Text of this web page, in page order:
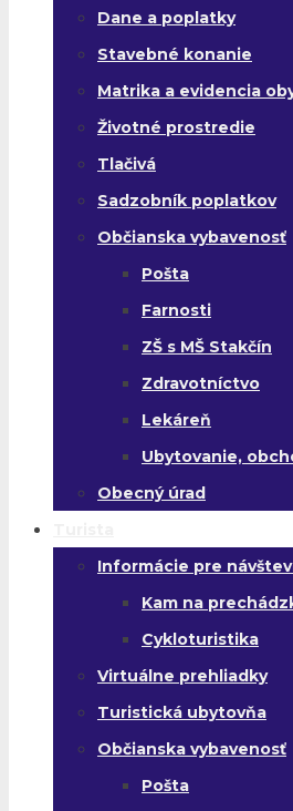
Dane a poplatky
Stavebné konanie
Matrika a evidencia
Životné prostredie
Tlačivá
Sadzobník poplatkov
Občianska vybavenosť
Pošta
Farnosti
ZŠ s MŠ Stakčín
Zdravotníctvo
Lekáreň
Ubytovanie,
Obecný úrad
Informácie pre
Kam na
Cykloturistika
Virtuálne prehliadky
Turistická ubytovňa
Občianska vybavenosť
Pošta